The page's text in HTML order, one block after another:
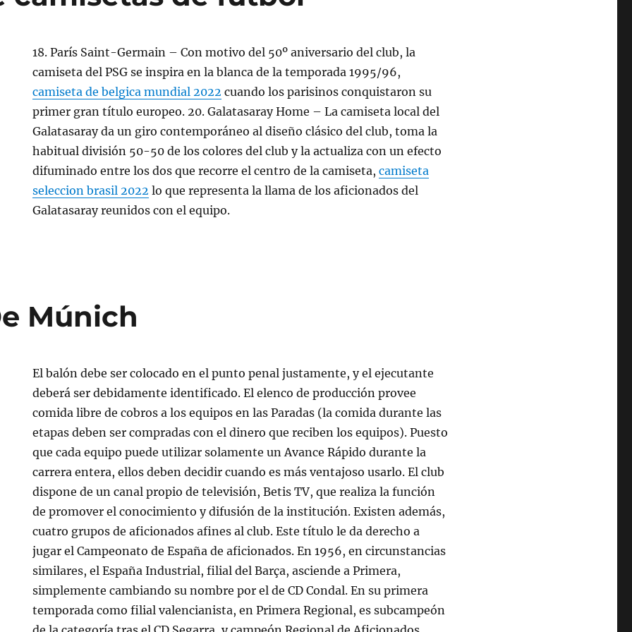
18. París Saint-Germain – Con motivo del 50º aniversario del club, la
camiseta del PSG se inspira en la blanca de la temporada 1995/96,
camiseta de belgica mundial 2022 cuando los parisinos conquistaron su
primer gran título europeo. 20. Galatasaray Home – La camiseta local del
Galatasaray da un giro contemporáneo al diseño clásico del club, toma la
habitual división 50-50 de los colores del club y la actualiza con un efecto
difuminado entre los dos que recorre el centro de la camiseta,camiseta
seleccion brasil 2022 lo que representa la llama de los aficionados del
Galatasaray reunidos con el equipo.
Múnich
El balón debe ser colocado en el punto penal justamente, y el ejecutante
deberá ser debidamente identificado. El elenco de producción provee
comida libre de cobros a los equipos en las Paradas (la comida durante las
etapas deben ser compradas con el dinero que reciben los equipos). Puesto
que cada equipo puede utilizar solamente un Avance Rápido durante la
carrera entera, ellos deben decidir cuando es más ventajoso usarlo. El club
dispone de un canal propio de televisión, Betis TV, que realiza la función
de promover el conocimiento y difusión de la institución. Existen además,
cuatro grupos de aficionados afines al club. Este título le da derecho a
jugar el Campeonato de España de aficionados. En 1956, en circunstancias
similares, el España Industrial, filial del Barça, asciende a Primera,
simplemente cambiando su nombre por el de CD Condal. En su primera
temporada como filial valencianista, en Primera Regional, es subcampeón